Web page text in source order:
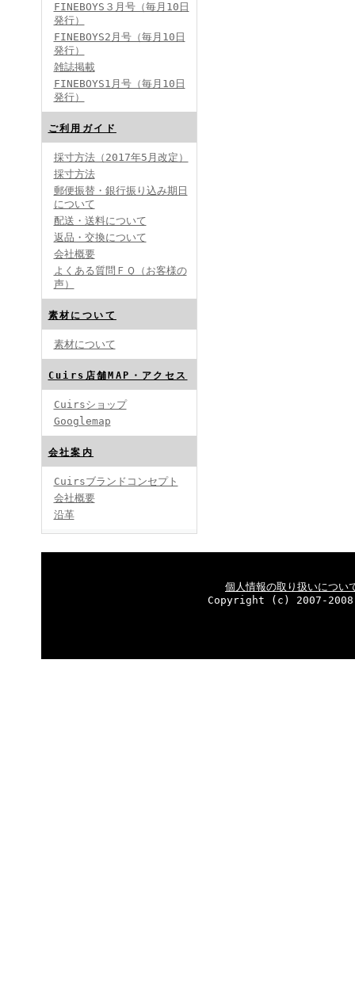
FINEBOYS３月号（毎月10日
発行）
FINEBOYS2月号（毎月10日
発行）
雑誌掲載
FINEBOYS1月号（毎月10日
発行）
ご利用ガイド
採寸方法（2017年5月改定）
採寸方法
郵便振替・銀行振り込み期日
について
配送・送料について
返品・交換について
会社概要
よくある質問ＦＱ（お客様の
声）
素材について
素材について
Cuirs店舗MAP・アクセス
Cuirsショップ
Googlemap
会社案内
Cuirsブランドコンセプト
会社概要
沿革
個人情報の取り扱いについ
Copyright (c) 2007-